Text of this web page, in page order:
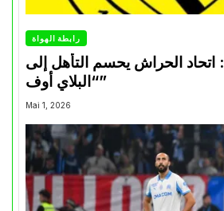
رابطة الهواة
: اتحاد الحراش يحسم التأهل إلى
“البلاي أوف”
Mai 1, 2026